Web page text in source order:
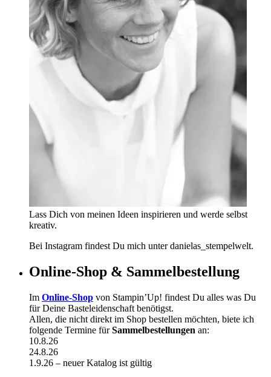
Lass Dich von meinen Ideen inspirieren und werde selbst
kreativ.
Bei Instagram findest Du mich unter danielas_stempelwelt.
Online-Shop & Sammelbestellung
Im Online-Shop von Stampin’Up! findest Du alles was Du
für Deine Basteleidenschaft benötigst.
Allen, die nicht direkt im Shop bestellen möchten, biete ich
folgende Termine fürSammelbestellungen an:
10.8.26
24.8.26
1.9.26 – neuer Katalog ist gültig